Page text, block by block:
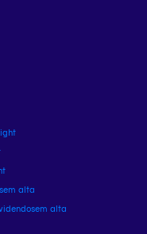
em alta
em alta